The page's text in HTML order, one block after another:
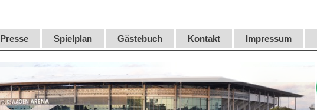
Presse Spielplan Gästebuch Kontakt Impressum